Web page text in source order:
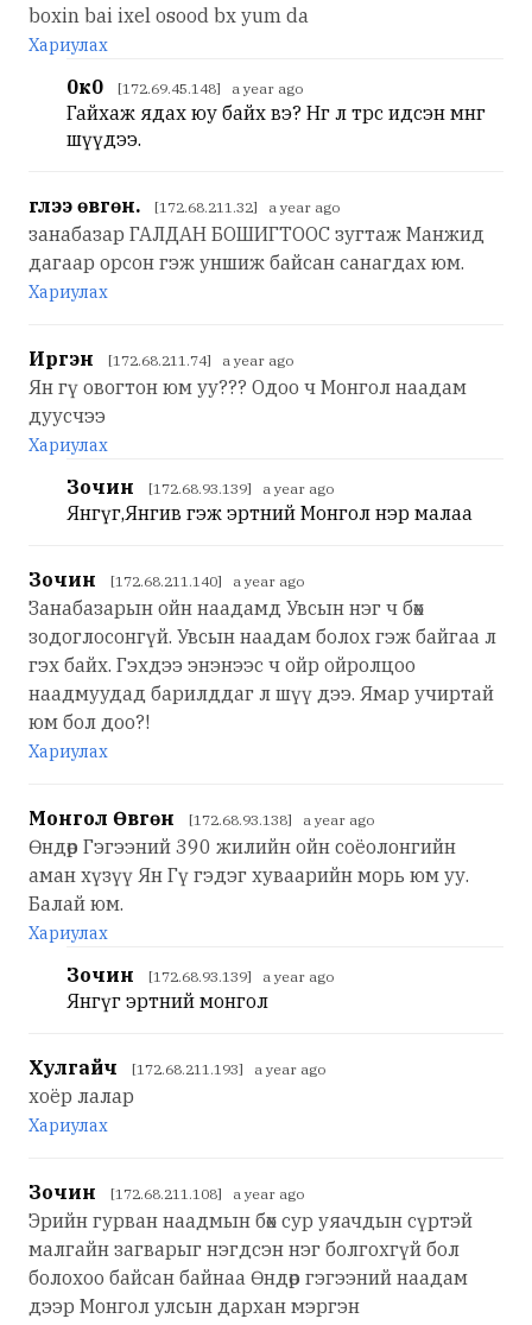
boxin bai ixel osood bx yum da
Хариулах
0к0 [172.69.45.148] a year ago
Гайхаж ядах юу байх вэ? Нөгөө л төрөөс идсэн мөнгө
шүүдээ.
үглээ өвгөн. [172.68.211.32] a year ago
занабазар ГАЛДАН БОШИГТООС зугтаж Манжид
дагаар орсон гэж уншиж байсан санагдах юм.
Хариулах
Иргэн [172.68.211.74] a year ago
Ян гү овогтон юм уу??? Одоо ч Монгол наадам
дуусчээ
Хариулах
Зочин [172.68.93.139] a year ago
Янгүг,Янгив гэж эртний Монгол нэр малаа
Зочин [172.68.211.140] a year ago
Занабазарын ойн наадамд Увсын нэг ч бөх
зодоглосонгүй. Увсын наадам болох гэж байгаа л
гэх байх. Гэхдээ энэнээс ч ойр ойролцоо
наадмуудад барилддаг л шүү дээ. Ямар учиртай
юм бол доо?!
Хариулах
Монгол Өвгөн [172.68.93.138] a year ago
Өндөр Гэгээний 390 жилийн ойн соёолонгийн
аман хүзүү Ян Гү гэдэг хуваарийн морь юм уу.
Балай юм.
Хариулах
Зочин [172.68.93.139] a year ago
Янгүг эртний монгол
Хулгайч [172.68.211.193] a year ago
хоёр лалар
Хариулах
Зочин [172.68.211.108] a year ago
Эрийн гурван наадмын бөх сур уяачдын сүртэй
малгайн загварыг нэгдсэн нэг болгохгүй бол
болохоо байсан байнаа Өндөр гэгээний наадам
дээр Монгол улсын дархан мэргэн